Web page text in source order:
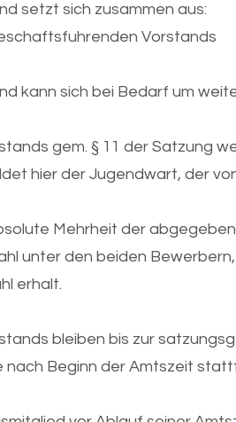
setzt sich zusammen aus:
Vorstands
kann sich bei Bedarf um
gem. § 11 der Satzung
hier der Jugendwart, der
Mehrheit der
unter den beiden
erhalt.
bleiben bis zur
nach Beginn der Amtszeit